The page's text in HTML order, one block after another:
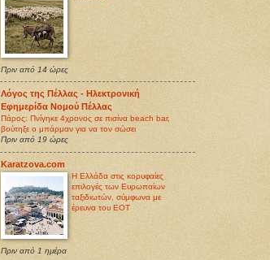
Πριν από 14 ώρες
Λόγος της Πέλλας - Ηλεκτρονική
Εφημερίδα Νομού Πέλλας
Πάρος: Πνίγηκε 4χρονος σε πισίνα beach bar,
βούτηξε ο μπάρμαν για να τον σώσει
Πριν από 19 ώρες
Karatzova.com
Η Ελλάδα στις κορυφαίες
επιλογές των Ευρωπαίων
ταξιδιωτών, σύμφωνα με
έρευνα του ΕΟΤ
Πριν από 1 ημέρα